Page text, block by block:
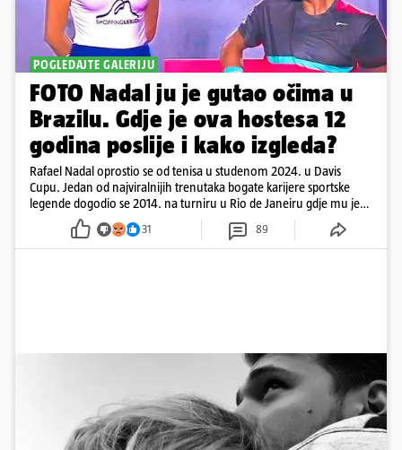
POGLEDAJTE GALERIJU
FOTO Nadal ju je gutao očima u
Brazilu. Gdje je ova hostesa 12
godina poslije i kako izgleda?
Rafael Nadal oprostio se od tenisa u studenom 2024. u Davis
Cupu. Jedan od najviralnijih trenutaka bogate karijere sportske
legende dogodio se 2014. na turniru u Rio de Janeiru gdje mu je
pažnju odvlačila ljepotica iza klupe
31 89